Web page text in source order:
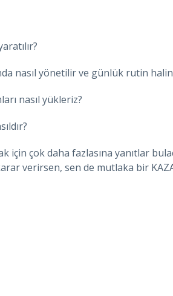
nasıl yönetilir ve günlük rutin
nasıl yükleriz?
için çok daha fazlasına yanıtlar
verirsen, sen de mutlaka bir